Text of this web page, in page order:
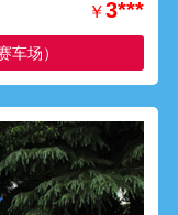
￥3***
车场）